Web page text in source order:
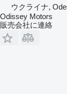
ウクライナ,
Odissey Motors
販売会社に連絡